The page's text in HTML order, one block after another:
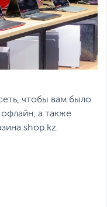
чтобы вам было
а также
shop.kz.